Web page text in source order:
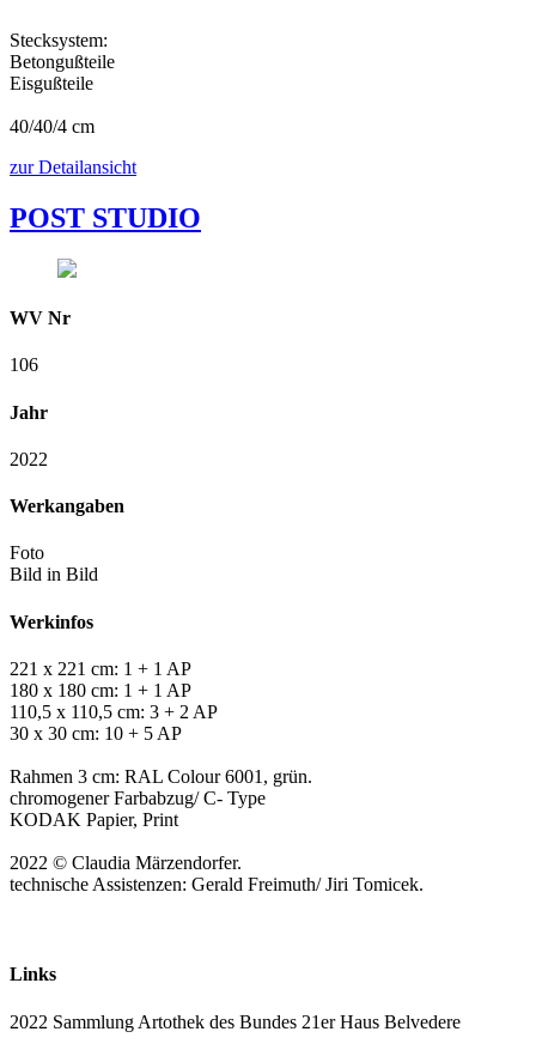
Stecksystem:
Betongußteile
Eisgußteile
40/40/4 cm
zur Detailansicht
POST STUDIO
WV Nr
106
Jahr
2022
Werkangaben
Foto
Bild in Bild
Werkinfos
221 x 221 cm: 1 + 1 AP
180 x 180 cm: 1 + 1 AP
110,5 x 110,5 cm: 3 + 2 AP
30 x 30 cm: 10 + 5 AP
Rahmen 3 cm: RAL Colour 6001, grün.
chromogener Farbabzug/ C- Type
KODAK Papier, Print
2022 © Claudia Märzendorfer.
technische Assistenzen: Gerald Freimuth/ Jiri Tomicek.
Links
2022 Sammlung Artothek des Bundes 21er Haus Belvedere